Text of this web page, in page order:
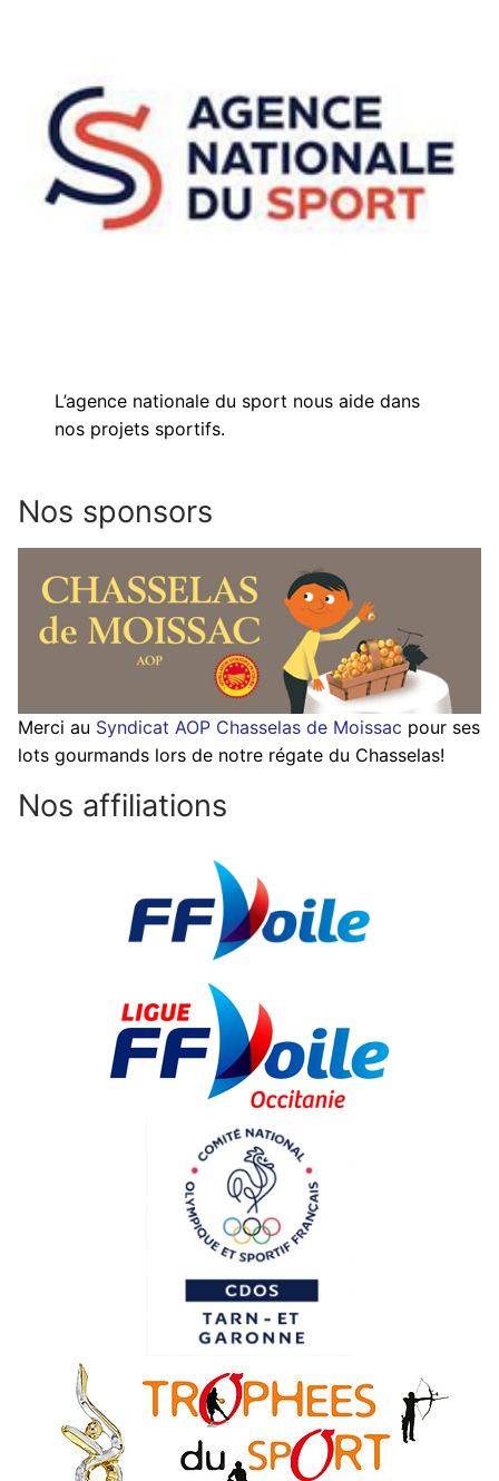
L’agence nationale du sport nous aide dans
nos projets sportifs.
Nos sponsors
Merci au Syndicat AOP Chasselas de Moissac pour ses
lots gourmands lors de notre régate du Chasselas!
Nos affiliations